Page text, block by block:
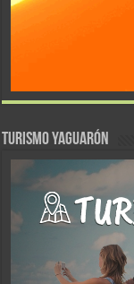
TURISMO YAGUARÓN